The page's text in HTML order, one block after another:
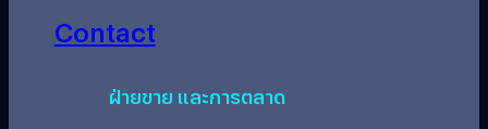
Contact
ฝ่ายขาย และการตลาด